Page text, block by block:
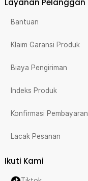
Layanan Pelanggan
Bantuan
Klaim Garansi Produk
Biaya Pengiriman
Indeks Produk
Konfirmasi Pembayaran
Lacak Pesanan
Ikuti Kami